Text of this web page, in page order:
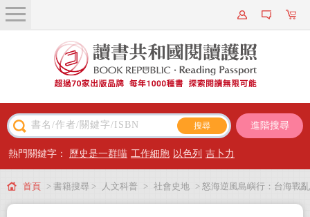
關於我們
近期新書
主題閱讀
出版專區
會員專屬
進階搜尋
熱門關鍵字： 歷史是一群喵 工作細胞 以色列 吉卜力
首頁 > 書籍搜尋 > 人文科普 > 社會史地 > 怒海逆風島嶼行：台海戰亂